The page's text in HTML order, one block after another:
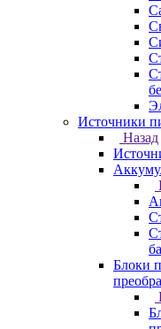
Источники
Назад
Блоки